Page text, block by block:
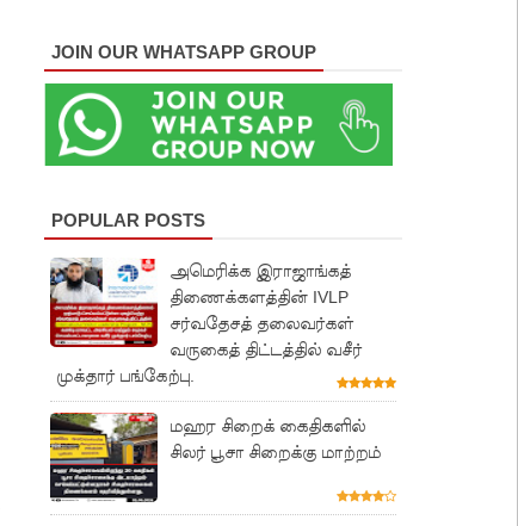
JOIN OUR WHATSAPP GROUP
POPULAR POSTS
அமெரிக்க இராஜாங்கத்
திணைக்களத்தின் IVLP
சர்வதேசத் தலைவர்கள்
வருகைத் திட்டத்தில் வசீர்
முக்தார் பங்கேற்பு.
மஹர சிறைக் கைதிகளில்
சிலர் பூசா சிறைக்கு மாற்றம்